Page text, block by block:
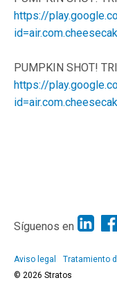
https://
PUMPKIN SHOT!
https://
Síguenos en
Aviso legal Tratamiento
© 2026 Stratos